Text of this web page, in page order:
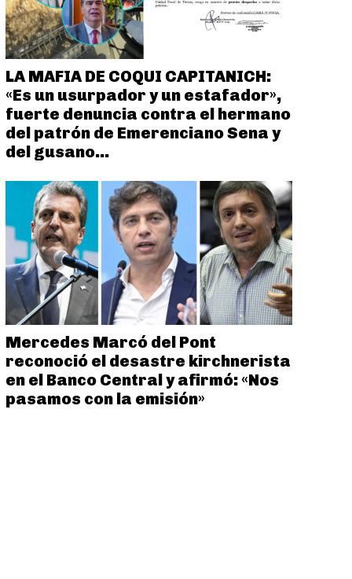
LA MAFIA DE COQUI CAPITANICH:
«Es un usurpador y un estafador»,
fuerte denuncia contra el hermano
del patrón de Emerenciano Sena y
del gusano...
Mercedes Marcó del Pont
reconoció el desastre kirchnerista
en el Banco Central y afirmó: «Nos
pasamos con la emisión»